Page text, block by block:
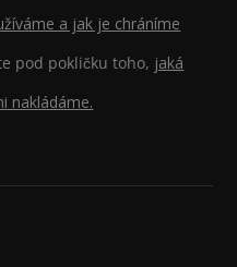
a jak je chráníme
pod pokličku toho, jaká
nakládáme.